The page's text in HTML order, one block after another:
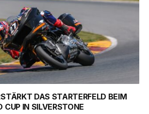
DAS STARTERFELD BEIM
CUP IN SILVERSTONE